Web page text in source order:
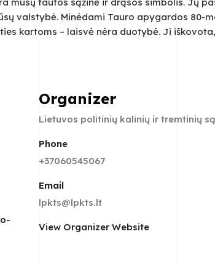
valstybė. Minėdami Tauro apygardos 80-
kartoms – laisvė nėra duotybė. Ji
Organizer
Lietuvos politinių kalinių ir tremtinių
Phone
+37060545067
Email
lpkts@lpkts.lt
View Organizer Website